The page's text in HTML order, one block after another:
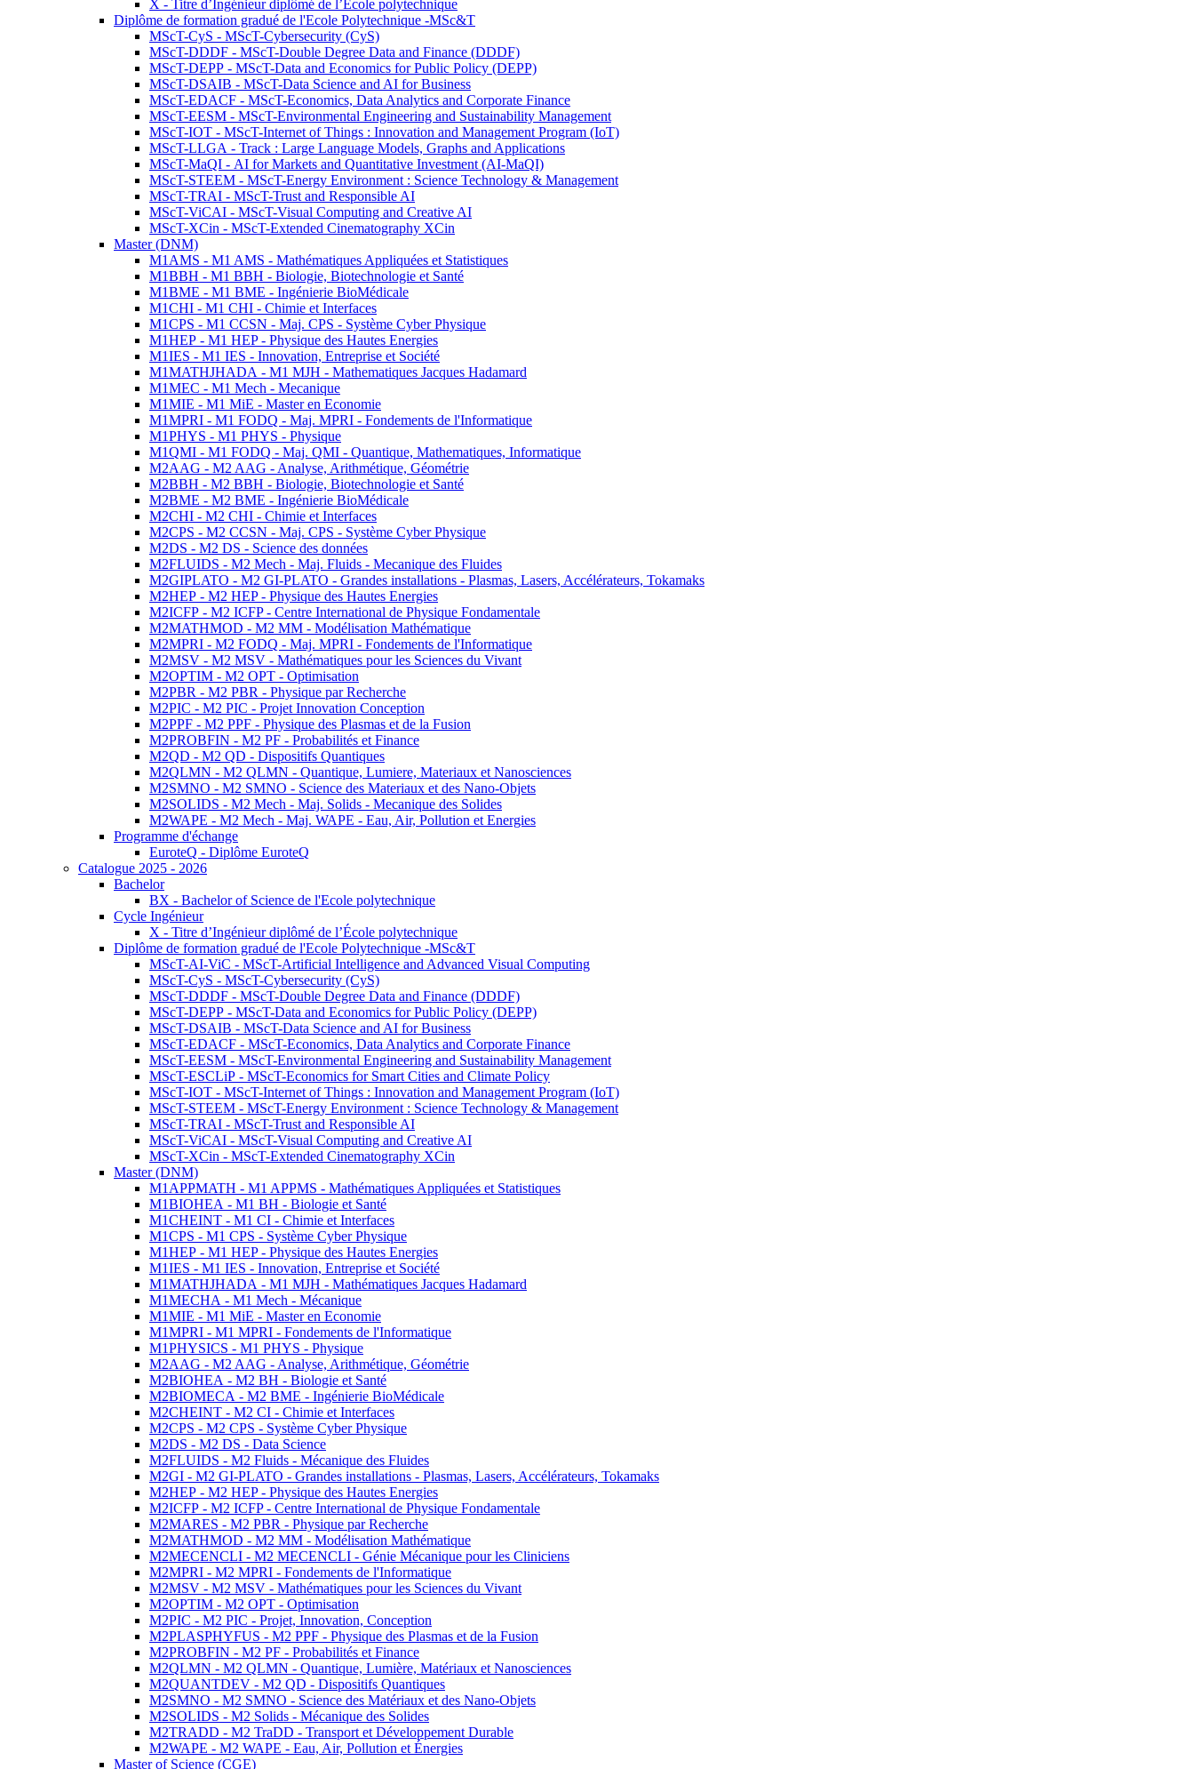
X - Titre d’Ingénieur diplômé de l’École polytechnique
Diplôme de formation gradué de l'Ecole Polytechnique -MSc&T
MScT-CyS - MScT-Cybersecurity (CyS)
MScT-DDDF - MScT-Double Degree Data and Finance (DDDF)
MScT-DEPP - MScT-Data and Economics for Public Policy (DEPP)
MScT-DSAIB - MScT-Data Science and AI for Business
MScT-EDACF - MScT-Economics, Data Analytics and Corporate Finance
MScT-EESM - MScT-Environmental Engineering and Sustainability Management
MScT-IOT - MScT-Internet of Things : Innovation and Management Program (IoT)
MScT-LLGA - Track : Large Language Models, Graphs and Applications
MScT-MaQI - AI for Markets and Quantitative Investment (AI-MaQI)
MScT-STEEM - MScT-Energy Environment : Science Technology & Management
MScT-TRAI - MScT-Trust and Responsible AI
MScT-ViCAI - MScT-Visual Computing and Creative AI
MScT-XCin - MScT-Extended Cinematography XCin
Master (DNM)
M1AMS - M1 AMS - Mathématiques Appliquées et Statistiques
M1BBH - M1 BBH - Biologie, Biotechnologie et Santé
M1BME - M1 BME - Ingénierie BioMédicale
M1CHI - M1 CHI - Chimie et Interfaces
M1CPS - M1 CCSN - Maj. CPS - Système Cyber Physique
M1HEP - M1 HEP - Physique des Hautes Energies
M1IES - M1 IES - Innovation, Entreprise et Société
M1MATHJHADA - M1 MJH - Mathematiques Jacques Hadamard
M1MEC - M1 Mech - Mecanique
M1MIE - M1 MiE - Master en Economie
M1MPRI - M1 FODQ - Maj. MPRI - Fondements de l'Informatique
M1PHYS - M1 PHYS - Physique
M1QMI - M1 FODQ - Maj. QMI - Quantique, Mathematiques, Informatique
M2AAG - M2 AAG - Analyse, Arithmétique, Géométrie
M2BBH - M2 BBH - Biologie, Biotechnologie et Santé
M2BME - M2 BME - Ingénierie BioMédicale
M2CHI - M2 CHI - Chimie et Interfaces
M2CPS - M2 CCSN - Maj. CPS - Système Cyber Physique
M2DS - M2 DS - Science des données
M2FLUIDS - M2 Mech - Maj. Fluids - Mecanique des Fluides
M2GIPLATO - M2 GI-PLATO - Grandes installations - Plasmas, Lasers, Accélérateurs, Tokamaks
M2HEP - M2 HEP - Physique des Hautes Energies
M2ICFP - M2 ICFP - Centre International de Physique Fondamentale
M2MATHMOD - M2 MM - Modélisation Mathématique
M2MPRI - M2 FODQ - Maj. MPRI - Fondements de l'Informatique
M2MSV - M2 MSV - Mathématiques pour les Sciences du Vivant
M2OPTIM - M2 OPT - Optimisation
M2PBR - M2 PBR - Physique par Recherche
M2PIC - M2 PIC - Projet Innovation Conception
M2PPF - M2 PPF - Physique des Plasmas et de la Fusion
M2PROBFIN - M2 PF - Probabilités et Finance
M2QD - M2 QD - Dispositifs Quantiques
M2QLMN - M2 QLMN - Quantique, Lumiere, Materiaux et Nanosciences
M2SMNO - M2 SMNO - Science des Materiaux et des Nano-Objets
M2SOLIDS - M2 Mech - Maj. Solids - Mecanique des Solides
M2WAPE - M2 Mech - Maj. WAPE - Eau, Air, Pollution et Energies
Programme d'échange
EuroteQ - Diplôme EuroteQ
Catalogue 2025 - 2026
Bachelor
BX - Bachelor of Science de l'Ecole polytechnique
Cycle Ingénieur
X - Titre d’Ingénieur diplômé de l’École polytechnique
Diplôme de formation gradué de l'Ecole Polytechnique -MSc&T
MScT-AI-ViC - MScT-Artificial Intelligence and Advanced Visual Computing
MScT-CyS - MScT-Cybersecurity (CyS)
MScT-DDDF - MScT-Double Degree Data and Finance (DDDF)
MScT-DEPP - MScT-Data and Economics for Public Policy (DEPP)
MScT-DSAIB - MScT-Data Science and AI for Business
MScT-EDACF - MScT-Economics, Data Analytics and Corporate Finance
MScT-EESM - MScT-Environmental Engineering and Sustainability Management
MScT-ESCLiP - MScT-Economics for Smart Cities and Climate Policy
MScT-IOT - MScT-Internet of Things : Innovation and Management Program (IoT)
MScT-STEEM - MScT-Energy Environment : Science Technology & Management
MScT-TRAI - MScT-Trust and Responsible AI
MScT-ViCAI - MScT-Visual Computing and Creative AI
MScT-XCin - MScT-Extended Cinematography XCin
Master (DNM)
M1APPMATH - M1 APPMS - Mathématiques Appliquées et Statistiques
M1BIOHEA - M1 BH - Biologie et Santé
M1CHEINT - M1 CI - Chimie et Interfaces
M1CPS - M1 CPS - Système Cyber Physique
M1HEP - M1 HEP - Physique des Hautes Energies
M1IES - M1 IES - Innovation, Entreprise et Société
M1MATHJHADA - M1 MJH - Mathématiques Jacques Hadamard
M1MECHA - M1 Mech - Mécanique
M1MIE - M1 MiE - Master en Economie
M1MPRI - M1 MPRI - Fondements de l'Informatique
M1PHYSICS - M1 PHYS - Physique
M2AAG - M2 AAG - Analyse, Arithmétique, Géométrie
M2BIOHEA - M2 BH - Biologie et Santé
M2BIOMECA - M2 BME - Ingénierie BioMédicale
M2CHEINT - M2 CI - Chimie et Interfaces
M2CPS - M2 CPS - Système Cyber Physique
M2DS - M2 DS - Data Science
M2FLUIDS - M2 Fluids - Mécanique des Fluides
M2GI - M2 GI-PLATO - Grandes installations - Plasmas, Lasers, Accélérateurs, Tokamaks
M2HEP - M2 HEP - Physique des Hautes Energies
M2ICFP - M2 ICFP - Centre International de Physique Fondamentale
M2MARES - M2 PBR - Physique par Recherche
M2MATHMOD - M2 MM - Modélisation Mathématique
M2MECENCLI - M2 MECENCLI - Génie Mécanique pour les Cliniciens
M2MPRI - M2 MPRI - Fondements de l'Informatique
M2MSV - M2 MSV - Mathématiques pour les Sciences du Vivant
M2OPTIM - M2 OPT - Optimisation
M2PIC - M2 PIC - Projet, Innovation, Conception
M2PLASPHYFUS - M2 PPF - Physique des Plasmas et de la Fusion
M2PROBFIN - M2 PF - Probabilités et Finance
M2QLMN - M2 QLMN - Quantique, Lumière, Matériaux et Nanosciences
M2QUANTDEV - M2 QD - Dispositifs Quantiques
M2SMNO - M2 SMNO - Science des Matériaux et des Nano-Objets
M2SOLIDS - M2 Solids - Mécanique des Solides
M2TRADD - M2 TraDD - Transport et Développement Durable
M2WAPE - M2 WAPE - Eau, Air, Pollution et Énergies
Master of Science (CGE)